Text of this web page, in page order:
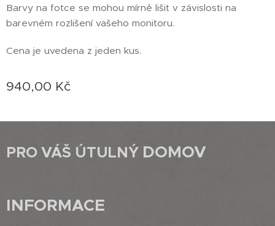
Barvy na fotce se mohou mírně lišit v závislosti na
barevném rozlišení vašeho monitoru.
Cena je uvedena z jeden kus.
940,00 Kč
PRO VÁŠ ÚTULNÝ DOMOV
INFORMACE